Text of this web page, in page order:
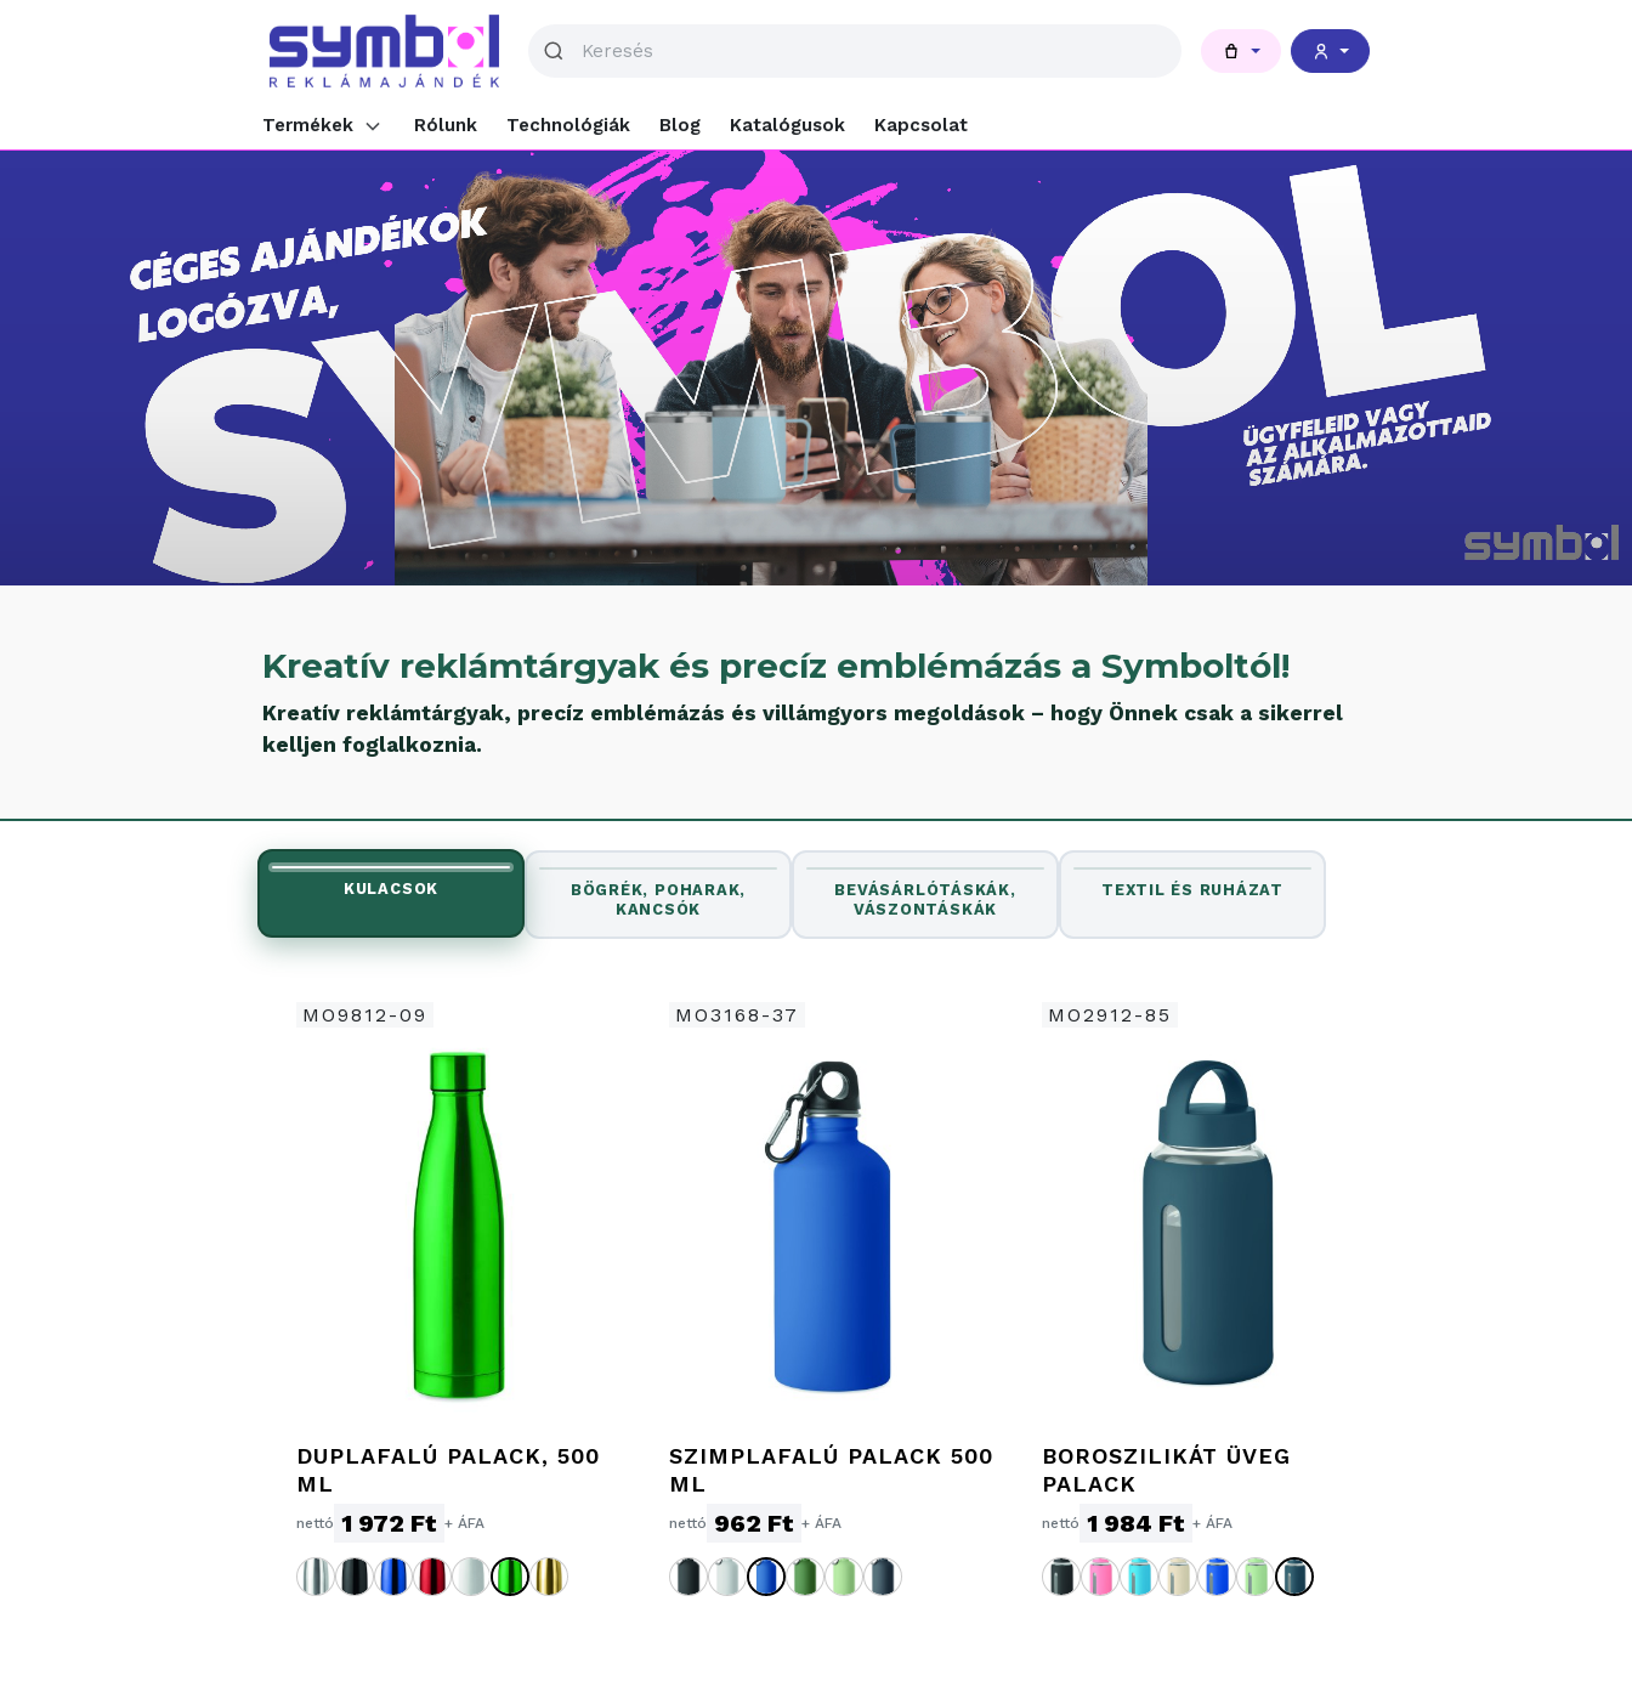
Termékek Rólunk Technológiák Blog Katalógusok Kapcsolat
Kreatív reklámtárgyak és precíz emblémázás a Symboltól!
Kreatív reklámtárgyak, precíz emblémázás és villámgyors megoldások – hogy Önnek csak a sikerrel
kelljen foglalkoznia.
KULACSOK
BÖGRÉK, POHARAK,
KANCSÓK
BEVÁSÁRLÓTÁSKÁK,
VÁSZONTÁSKÁK
TEXTIL ÉS RUHÁZAT
MO9812-09
DUPLAFALÚ PALACK, 500
ML
nettó 1 972 Ft + ÁFA
MO3168-37
SZIMPLAFALÚ PALACK 500
ML
nettó 962 Ft + ÁFA
MO2912-85
BOROSZILIKÁT ÜVEG
PALACK
nettó 1 984 Ft + ÁFA